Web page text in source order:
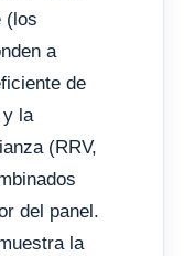
(los
a
de
y la
(RRV,
del panel.
la